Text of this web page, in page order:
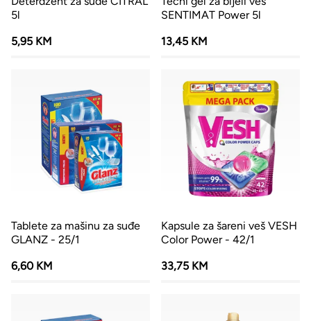
5l
5,95 KM
SENTIMAT Power 5l
13,45 KM
Tablete za mašinu za suđe
GLANZ - 25/1
6,60 KM
Kapsule za šareni veš VESH
Color Power - 42/1
33,75 KM